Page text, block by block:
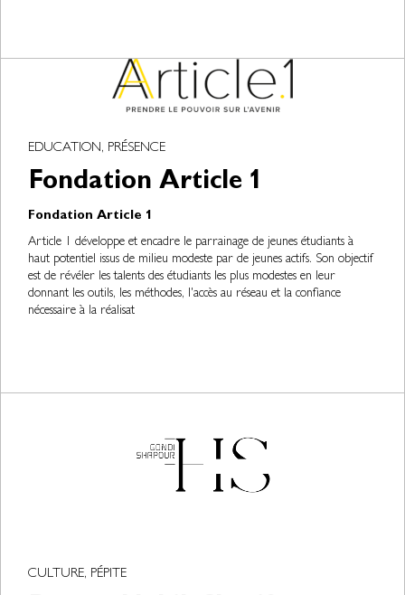
EDUCATION, PRÉSENCE
Fondation Article 1
Fondation Article 1
Article 1 développe et encadre le parrainage de jeunes étudiants à
haut potentiel issus de milieu modeste par de jeunes actifs. Son objectif
est de révéler les talents des étudiants les plus modestes en leur
donnant les outils, les méthodes, l'accès au réseau et la confiance
nécessaire à la réalisat
CULTURE, PÉPITE